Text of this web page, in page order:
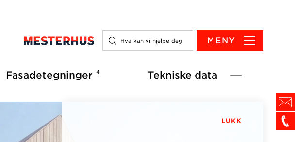
MENY
Fasadetegninger 4 Tekniske data
LUKK